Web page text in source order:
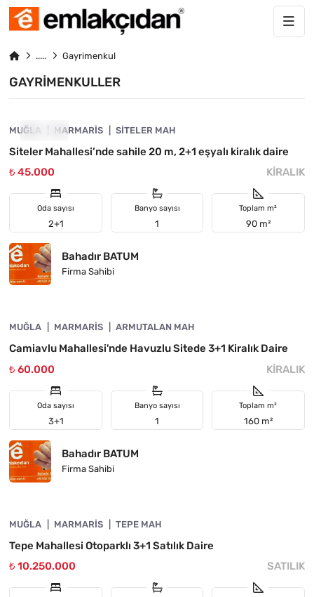
Gayrimenkul
GAYRIMENKULLER
KIRALIK
MUĞLA MARMARIS SITELER MAH
Siteler Mahallesi’nde sahile 20 m, 2+1 eşyalı kiralık daire
₺ 45.000
KIRALIK
Oda sayısı
2+1
Banyo sayısı
1
Toplam m²
90 m²
Bahadır BATUM
Firma Sahibi
ÖNE ÇIKAN
MUĞLA MARMARIS ARMUTALAN MAH
Camiavlu Mahallesi'nde Havuzlu Sitede 3+1 Kiralık Daire
₺ 60.000
KIRALIK
Oda sayısı
3+1
Banyo sayısı
1
Toplam m²
160 m²
Bahadır BATUM
Firma Sahibi
ÖNE ÇIKAN
MUĞLA MARMARIS TEPE MAH
Tepe Mahallesi Otoparklı 3+1 Satılık Daire
₺ 10.250.000
SATILIK